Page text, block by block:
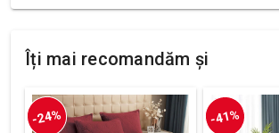
Îți mai recomandăm și
-24% -41%